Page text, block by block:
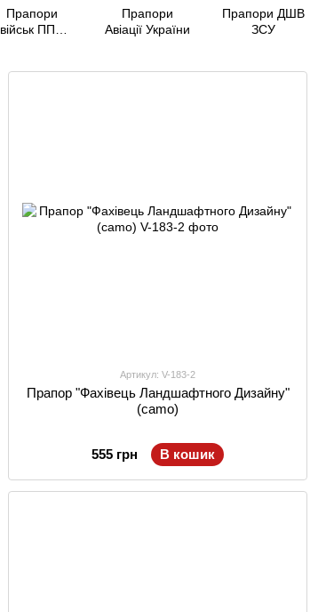
Прапори
військ ППО
Прапори
Авіації України
Прапори ДШВ
ЗСУ
Артикул: V-183-2
Прапор "Фахівець Ландшафтного Дизайну"
(camo)
555 грн В кошик